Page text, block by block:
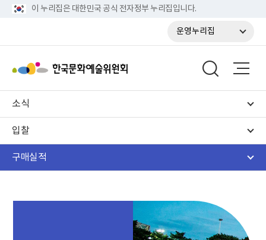
이 누리집은 대한민국 공식 전자정부 누리집입니다.
운영누리집
소식
입찰
구매실적